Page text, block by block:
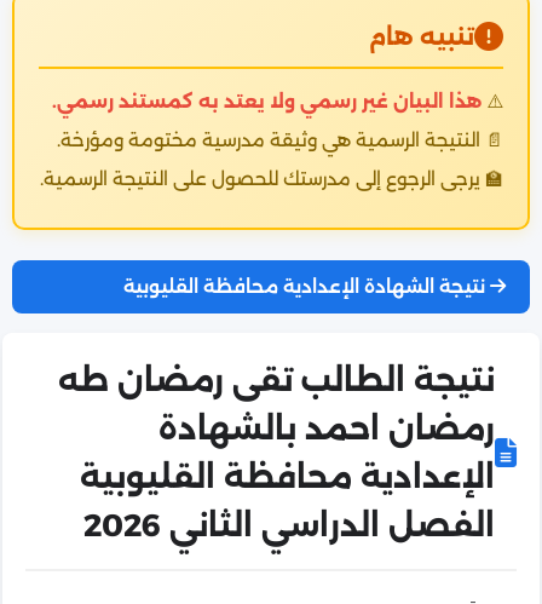
تنبيه هام
⚠️ هذا البيان غير رسمي ولا يعتد به كمستند رسمي.
📄 النتيجة الرسمية هي وثيقة مدرسية مختومة ومؤرخة.
🏫 يرجى الرجوع إلى مدرستك للحصول على النتيجة الرسمية.
نتيجة الشهادة الإعدادية محافظة القليوبية
نتيجة الطالب تقى رمضان طه
رمضان احمد بالشهادة
الإعدادية محافظة القليوبية
الفصل الدراسي الثاني 2026